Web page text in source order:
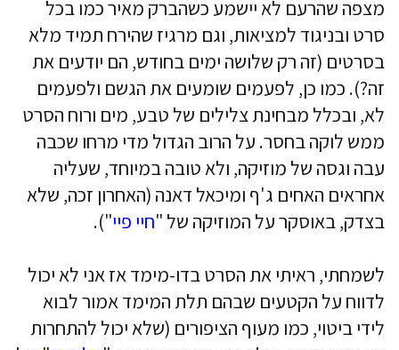
מצפה שהרעם לא יישמע כשהברק מאיר כמו בכל
סרט ובניגוד למציאות, וגם מרגיז שהירח תמיד מלא
בסרטים (זה רק שלושה ימים בחודש, הם יודעים את
זה?). כמו כן, לפעמים שומעים את הגשם ולפעמים
לא, ובכלל מבחינת צלילים של טבע, מים ורוח הסרט
ממש לוקה בחסר. על הרוב הגדול מדי מרחו שכבה
עבה וגסה של מוזיקה, ולא טובה במיוחד, שעליה
אחראים האחים ג'ף ומיכאל דאנה (האחרון זכה, שלא
בצדק, באוסקר על המוזיקה של "חיי פיי").
לשמחתי, ראיתי את הסרט בדו-מימד אז אני לא יכול
לדווח על הקטעים שבהם תלת המימד אמור לבוא
לידי ביטוי, כמו מעוף הציפורים (שלא יכול להתחרות